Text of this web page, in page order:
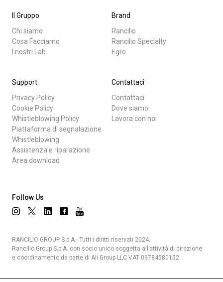
Il Gruppo
Chi siamo
Cosa Facciamo
I nostri Lab
Brand
Rancilio
Rancilio Specialty
Egro
Support
Privacy Policy
Cookie Policy
Whistleblowing Policy
Piattaforma di segnalazione
Whistleblowing
Assistenza e riparazione
Area download
Contattaci
Contattaci
Dove siamo
Lavora con noi
Follow Us
RANCILIO GROUP S.p.A.- Tutti i diritti riservati 2024.
Rancilio Group S.p.A. con socio unico soggetta all’attività di direzione
e coordinamento da parte di Ali Group LLC VAT 09784580152